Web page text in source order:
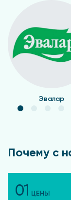
Эвалар
Почему с
01 ЦЕНЫ